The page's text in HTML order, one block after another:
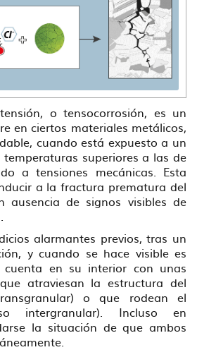
o tensocorrosión, es un
en ciertos materiales metálicos,
cuando está expuesto a un
superiores a las de
a tensiones mecánicas. Esta
a la fractura prematura del
ausencia de signos visibles de
alarmantes previos, tras un
y cuando se hace visible es
en su interior con unas
atraviesan la estructura del
o que rodean el
intergranular). Incluso en
la situación de que ambos